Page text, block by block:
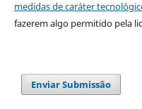
medidas de caráter
fazerem algo permitido pela
Enviar Submissão